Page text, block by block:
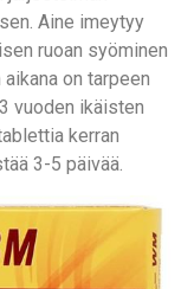
Aine imeytyy
ruoan syöminen
on tarpeen
vuoden ikäisten
kerran
3-5 päivää.